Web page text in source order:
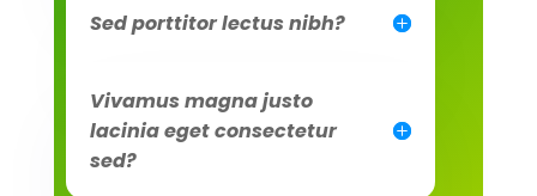
Sed porttitor lectus nibh?
Vivamus magna justo
lacinia eget consectetur
sed?